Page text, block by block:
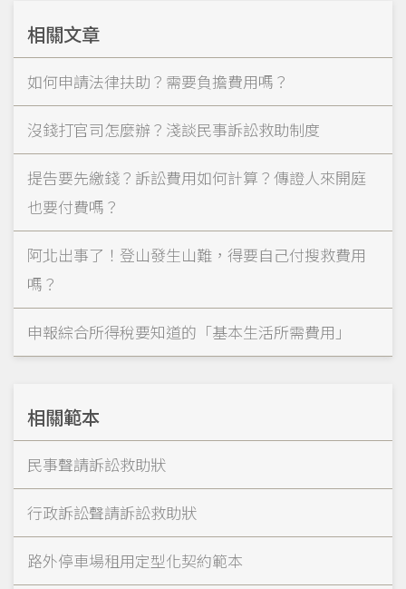
相關文章
如何申請法律扶助？需要負擔費用嗎？
沒錢打官司怎麼辦？淺談民事訴訟救助制度
提告要先繳錢？訴訟費用如何計算？傳證人來開庭
也要付費嗎？
阿北出事了！登山發生山難，得要自己付搜救費用
嗎？
申報綜合所得稅要知道的「基本生活所需費用」
相關範本
民事聲請訴訟救助狀
行政訴訟聲請訴訟救助狀
路外停車場租用定型化契約範本